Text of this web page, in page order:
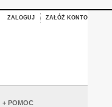
ZALOGUJ ZAŁÓŻ KONTO
+ POMOC